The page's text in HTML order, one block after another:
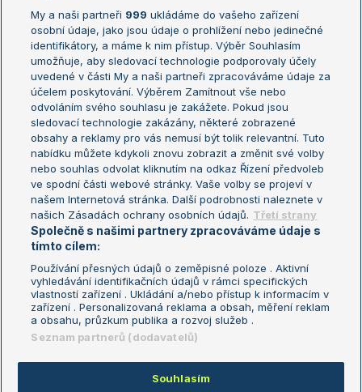
Žebříček ATP (muži)
Žebříček WTA (ženy)
Sázkařský žebříček
Australian Open
French Open
Wimbledon
US Open
Turnaj mistrů
Turnaj mistryň
Aktualní trendy
Fotbalové přestupy
Livesport Daily
LS Prague Open
Podmínky užití
Nastavení soukromí
GDPR a žurnalistika
Reklama
Kontakt
Informace o zpracování osobních
údajů
My a naši partneři 999 ukládáme do vašeho zařízení
osobní údaje, jako jsou údaje o prohlížení nebo jedinečné
identifikátory, a máme k nim přístup. Výběr Souhlasím
umožňuje, aby sledovací technologie podporovaly účely
uvedené v části My a naši partneři zpracováváme údaje za
účelem poskytování. Výběrem Zamítnout vše nebo
odvoláním svého souhlasu je zakážete. Pokud jsou
sledovací technologie zakázány, některé zobrazené
obsahy a reklamy pro vás nemusí být tolik relevantní. Tuto
nabídku můžete kdykoli znovu zobrazit a změnit své volby
nebo souhlas odvolat kliknutím na odkaz Řízení předvoleb
ve spodní části webové stránky. Vaše volby se projeví v
našem Internetová stránka. Další podrobnosti naleznete v
našich Zásadách ochrany osobních údajů. Třetí strany
Společně s našimi partnery zpracováváme údaje s
tímto cílem:
Používání přesných údajů o zeměpisné poloze . Aktivní
vyhledávání identifikačních údajů v rámci specifických
vlastností zařízení . Ukládání a/nebo přístup k informacím v
zařízení . Personalizovaná reklama a obsah, měření reklam
a obsahu, průzkum publika a rozvoj služeb .
Seznam partnerů (dodavatelů)
Souhlasím